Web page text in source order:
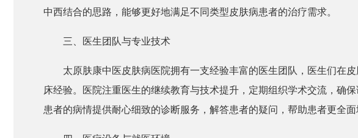
中西结合的思路，能够更好地满足不同类型皮肤病患者的治疗需求。
三、医生团队与专业技术
太原肤康中医皮肤病医院拥有一支经验丰富的医生团队，医生们在
床经验。医院注重医生的继续教育与技术提升，定期组织学术交流，确
患者的病情提供耐心细致的诊断服务，解答患者的疑问，帮助患者更全面